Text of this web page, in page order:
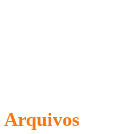
Arquivos